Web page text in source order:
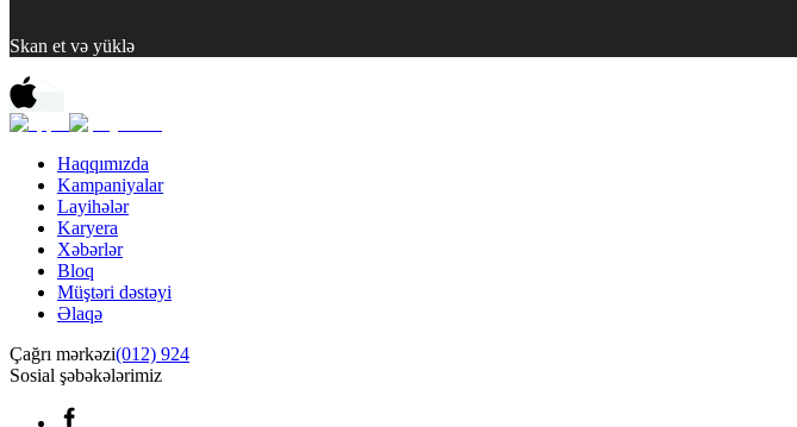
Skan et və yüklə
Haqqımızda
Kampaniyalar
Layihələr
Karyera
Xəbərlər
Bloq
Müştəri dəstəyi
Əlaqə
Çağrı mərkəzi(012) 924
Sosial şəbəkələrimiz